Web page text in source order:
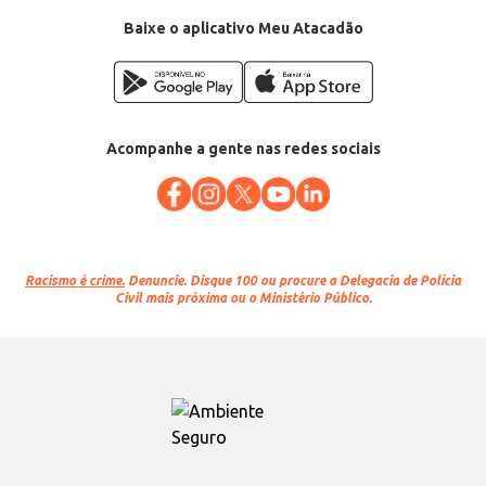
Baixe o aplicativo Meu Atacadão
Acompanhe a gente nas redes sociais
Racismo é crime. Denuncie. Disque 100 ou procure a Delegacia de Polícia
Civil mais próxima ou o Ministério Público.